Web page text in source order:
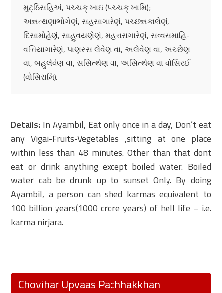
મુટ્ઠિસહિઅં, પચ્ચક્ ખાઇ (પચ્ચક્ ખામિ);
અન્નત્થણાભોગેણં, સહસાગારેણં, પચ્છન્નકાલેણં,
દિસામોહેણં, સાહુવયણેણં, મહત્તરાગારેણં, સવ્વસમાહિ-
વત્તિયાગારેણં, પાણસ્સ લેવેણ વા, અલેવેણ વા, અચ્છેણ
વા, બહુલેવેણ વા, સસિત્થેણ વા, અસિત્થેણ વા વોસિરઈ
(વોસિરામિ).
Details: In Ayambil, Eat only once in a day, Don’t eat
any Vigai-Fruits-Vegetables ,sitting at one place
within less than 48 minutes. Other than that dont
eat or drink anything except boiled water. Boiled
water cab be drunk up to sunset Only. By doing
Ayambil, a person can shed karmas equivalent to
100 billion years(1000 crore years) of hell life – i.e.
karma nirjara.
Chovihar Upvaas Pachhakkhan